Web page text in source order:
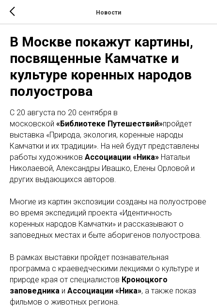
Новости
В Москве покажут картины,
посвященные Камчатке и
культуре коренных народов
полуострова
С 20 августа по 20 сентября в
московской «Библиотеке Путешествий»пройдет
выставка «Природа, экология, коренные народы
Камчатки и их традиции». На ней будут представлены
работы художников Ассоциации «Ника» Натальи
Николаевой, Александры Ивашко, Елены Орловой и
других выдающихся авторов.
Многие из картин экспозиции созданы на полуострове
во время экспедиций проекта «Идентичность
коренных народов Камчатки» и рассказывают о
заповедных местах и быте аборигенов полуострова.
В рамках выставки пройдет познавательная
программа с краеведческими лекциями о культуре и
природе края от специалистов Кроноцкого
заповедника и Ассоциации «Ника», а также показ
фильмов о животных региона.